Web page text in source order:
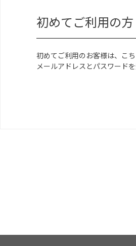
初めてご利用の
初めてご利用のお客様は、こ
メールアドレスとパスワード